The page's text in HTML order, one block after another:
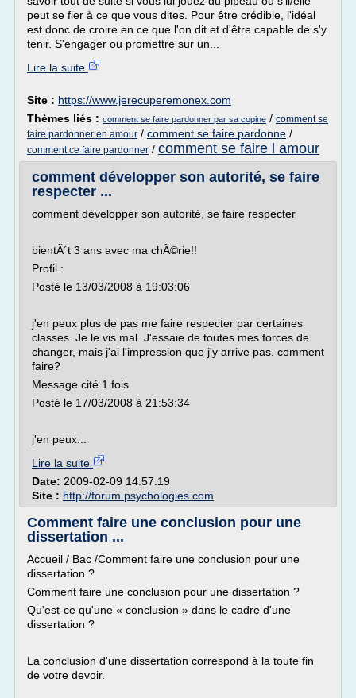
peut se fier à ce que vous dites. Pour être crédible, l'idéal
est donc de croire en ce que l'on dit et d'être capable de s'y
tenir. S'engager ou promettre sur un...
Lire la suite
Site : https://www.jerecuperemonex.com
Thèmes liés : comment se faire pardonner par sa copine / comment se
faire pardonner en amour / comment se faire pardonne /
comment ce faire pardonner / comment se faire l amour
comment développer son autorité, se faire
respecter ...
comment développer son autorité, se faire respecter
bientÃ´t 3 ans avec ma chÃ©rie!!
Profil :
Posté le 13/03/2008 à 19:03:06
j'en peux plus de pas me faire respecter par certaines
classes. Je le vis mal. J'essaie de toutes mes forces de
changer, mais j'ai l'impression que j'y arrive pas. comment
faire?
Message cité 1 fois
Posté le 17/03/2008 à 21:53:34
j'en peux...
Lire la suite
Date: 2009-02-09 14:57:19
Site : http://forum.psychologies.com
Comment faire une conclusion pour une
dissertation ...
Accueil / Bac /Comment faire une conclusion pour une
dissertation ?
Comment faire une conclusion pour une dissertation ?
Qu'est-ce qu'une « conclusion » dans le cadre d'une
dissertation ?
La conclusion d'une dissertation correspond à la toute fin
de votre devoir.